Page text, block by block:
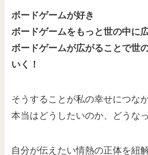
ボードゲームが好き
ボードゲームをもっと世の中に
ボードゲームが広がることで世
いく！
そうすることが私の幸せにつな
本当はどうしたいのか、どうな
自分が伝えたい情熱の正体を紐